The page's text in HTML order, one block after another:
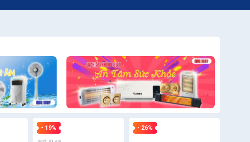
- 19% - 26%